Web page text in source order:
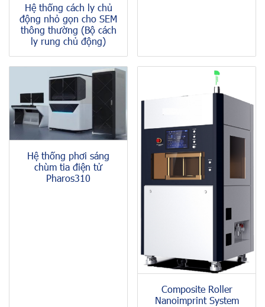
Hệ thống cách ly chủ
động nhỏ gọn cho SEM
thông thường (Bộ cách
ly rung chủ động)
Hệ thống phơi sáng
chùm tia điện tử
Pharos310
Composite Roller
Nanoimprint System